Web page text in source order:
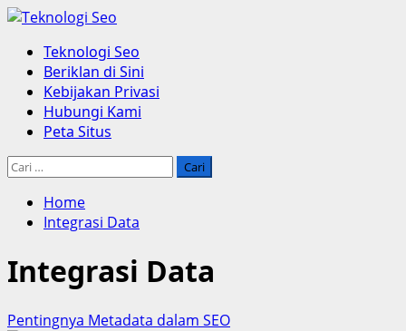
Skip
content
Primary
Menu
Teknologi Seo
Beriklan di Sini
Kebijakan Privasi
Hubungi Kami
Peta Situs
Cari
Home
Integrasi Data
Integrasi Data
Pentingnya Metadata dalam SEO